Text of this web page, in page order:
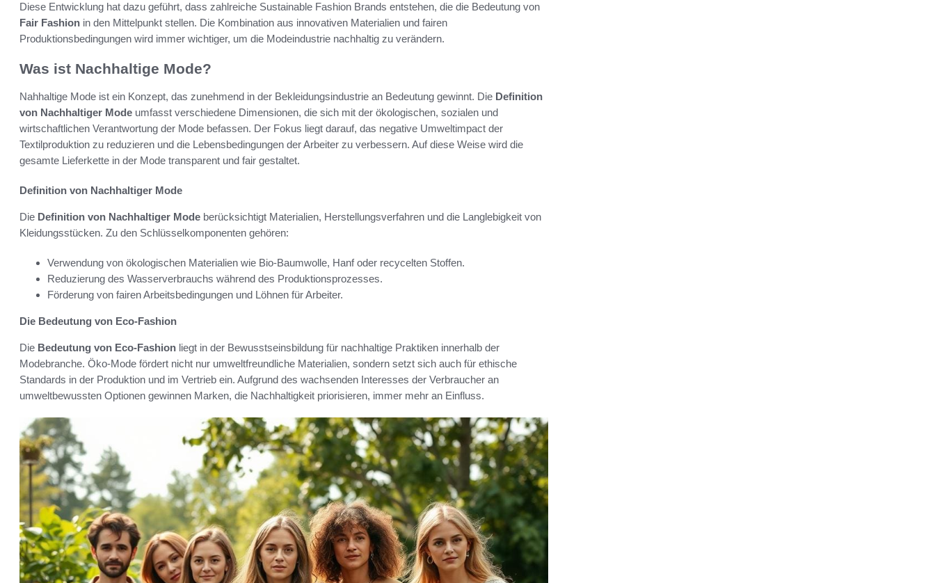
Diese Entwicklung hat dazu geführt, dass zahlreiche Sustainable Fashion Brands entstehen, die die Bedeutung von
Fair Fashion in den Mittelpunkt stellen. Die Kombination aus innovativen Materialien und fairen
Produktionsbedingungen wird immer wichtiger, um die Modeindustrie nachhaltig zu verändern.
Was ist Nachhaltige Mode?
Nahhaltige Mode ist ein Konzept, das zunehmend in der Bekleidungsindustrie an Bedeutung gewinnt. Die Definition
von Nachhaltiger Mode umfasst verschiedene Dimensionen, die sich mit der ökologischen, sozialen und
wirtschaftlichen Verantwortung der Mode befassen. Der Fokus liegt darauf, das negative Umweltimpact der
Textilproduktion zu reduzieren und die Lebensbedingungen der Arbeiter zu verbessern. Auf diese Weise wird die
gesamte Lieferkette in der Mode transparent und fair gestaltet.
Definition von Nachhaltiger Mode
Die Definition von Nachhaltiger Mode berücksichtigt Materialien, Herstellungsverfahren und die Langlebigkeit von
Kleidungsstücken. Zu den Schlüsselkomponenten gehören:
Verwendung von ökologischen Materialien wie Bio-Baumwolle, Hanf oder recycelten Stoffen.
Reduzierung des Wasserverbrauchs während des Produktionsprozesses.
Förderung von fairen Arbeitsbedingungen und Löhnen für Arbeiter.
Die Bedeutung von Eco-Fashion
Die Bedeutung von Eco-Fashion liegt in der Bewusstseinsbildung für nachhaltige Praktiken innerhalb der
Modebranche. Öko-Mode fördert nicht nur umweltfreundliche Materialien, sondern setzt sich auch für ethische
Standards in der Produktion und im Vertrieb ein. Aufgrund des wachsenden Interesses der Verbraucher an
umweltbewussten Optionen gewinnen Marken, die Nachhaltigkeit priorisieren, immer mehr an Einfluss.